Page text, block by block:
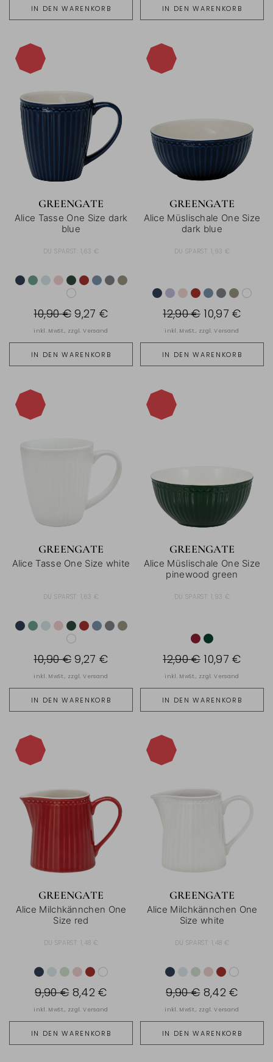
IN DEN WARENKORB IN DEN WARENKORB
GREENGATE
Alice Tasse One Size dark
blue
DU SPARST: 1,63 €
IN DEN WARENKORB
10,90 € 9,27 €
inkl. MwSt., zzgl.Versand
GREENGATE
Alice Müslischale One Size
dark blue
DU SPARST: 1,93 €
IN DEN WARENKORB
12,90 € 10,97 €
inkl. MwSt., zzgl.Versand
GREENGATE
Alice Tasse One Size white
DU SPARST: 1,63 €
IN DEN WARENKORB
10,90 € 9,27 €
inkl. MwSt., zzgl.Versand
GREENGATE
Alice Müslischale One Size
pinewood green
DU SPARST: 1,93 €
IN DEN WARENKORB
12,90 € 10,97 €
inkl. MwSt., zzgl.Versand
GREENGATE
Alice Milchkännchen One
Size red
DU SPARST: 1,48 €
IN DEN WARENKORB
9,90 € 8,42 €
inkl. MwSt., zzgl.Versand
GREENGATE
Alice Milchkännchen One
Size white
DU SPARST: 1,48 €
IN DEN WARENKORB
9,90 € 8,42 €
inkl. MwSt., zzgl.Versand